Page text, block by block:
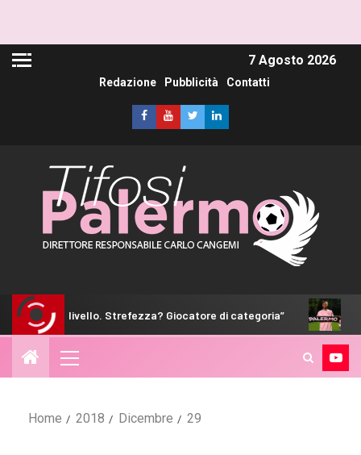
7 Agosto 2026
Redazione Pubblicità Contatti
Strefezza? Giocatore di categoria” Hernani: “Non
Home 2018 Dicembre 29